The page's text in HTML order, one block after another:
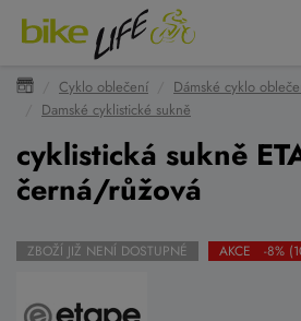
Cyklo oblečení Dámské cyklo
Damské cyklistické sukně
cyklistická sukně
černá/růžová
ZBOŽÍ JIŽ NENÍ DOSTUPNÉ AKCE -8%